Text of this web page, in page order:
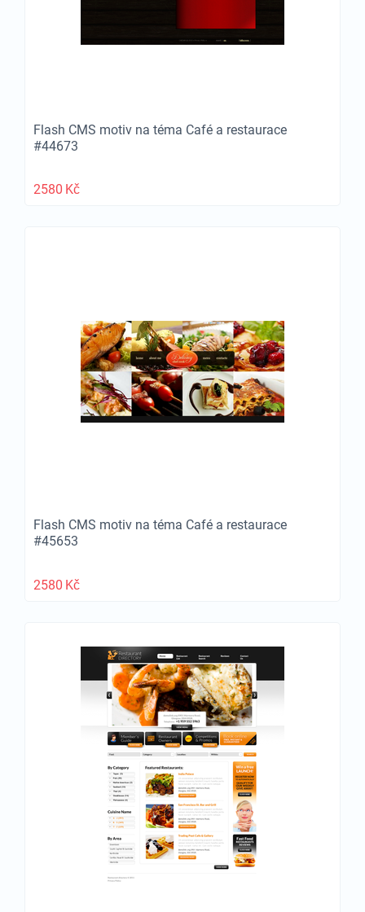
Flash CMS motiv na téma Café a restaurace
#44673
2580 Kč
Flash CMS motiv na téma Café a restaurace
#45653
2580 Kč